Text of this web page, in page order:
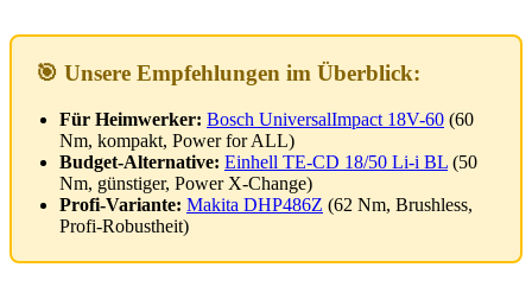
🎯 Unsere Empfehlungen im Überblick:
Für Heimwerker: Bosch UniversalImpact 18V-60 (60
Nm, kompakt, Power for ALL)
Budget-Alternative: Einhell TE-CD 18/50 Li-i BL (50
Nm, günstiger, Power X-Change)
Profi-Variante: Makita DHP486Z (62 Nm, Brushless,
Profi-Robustheit)